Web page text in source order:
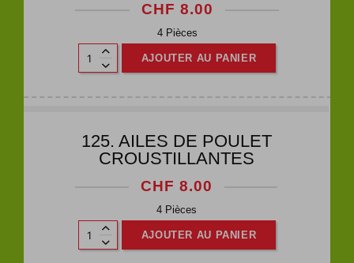
CHF 8.00
4 Pièces
AJOUTER AU PANIER
125. AILES DE POULET
CROUSTILLANTES
CHF 8.00
4 Pièces
AJOUTER AU PANIER